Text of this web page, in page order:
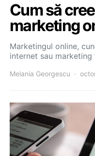
Cum să
marketing
Marketingul online,
internet sau
Melania Georgescu